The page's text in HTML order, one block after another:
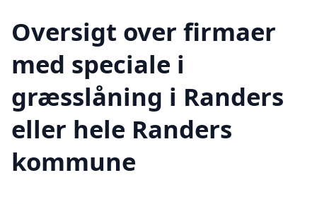
Oversigt over firmaer
med speciale i
græsslåning i Randers
eller hele Randers
kommune